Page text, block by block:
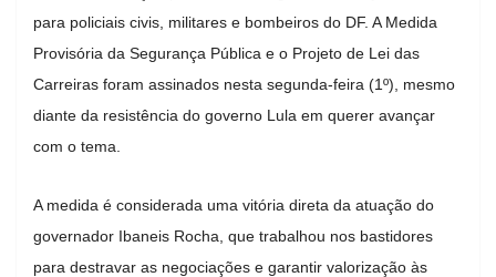
para policiais civis, militares e bombeiros do DF. A Medida
Provisória da Segurança Pública e o Projeto de Lei das
Carreiras foram assinados nesta segunda-feira (1º), mesmo
diante da resistência do governo Lula em querer avançar
com o tema.
A medida é considerada uma vitória direta da atuação do
governador Ibaneis Rocha, que trabalhou nos bastidores
para destravar as negociações e garantir valorização às